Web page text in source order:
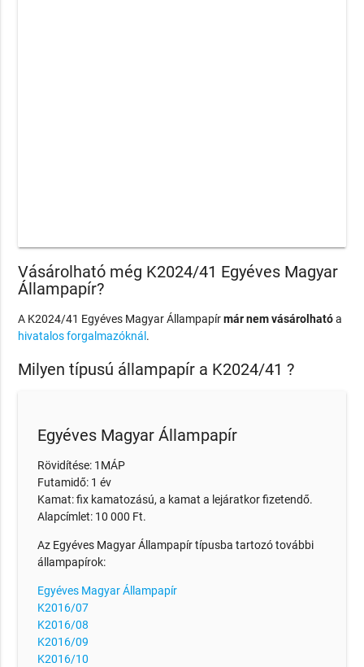
Vásárolható még K2024/41 Egyéves Magyar
Állampapír?
A K2024/41 Egyéves Magyar Állampapírmár nem vásárolhatóa
hivatalos forgalmazóknál .
Milyen típusú állampapír a K2024/41 ?
Egyéves Magyar Állampapír
Rövidítése: 1MÁP
Futamidő: 1 év
Kamat: fix kamatozású, a kamat a lejáratkor fizetendő.
Alapcímlet: 10 000 Ft.
Az Egyéves Magyar Állampapír típusba tartozó további
állampapírok:
Egyéves Magyar Állampapír
K2016/07
K2016/08
K2016/09
K2016/10